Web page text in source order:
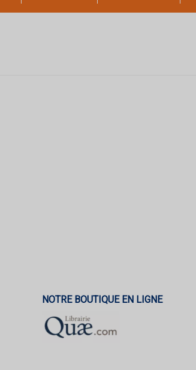
NOTRE BOUTIQUE EN LIGNE